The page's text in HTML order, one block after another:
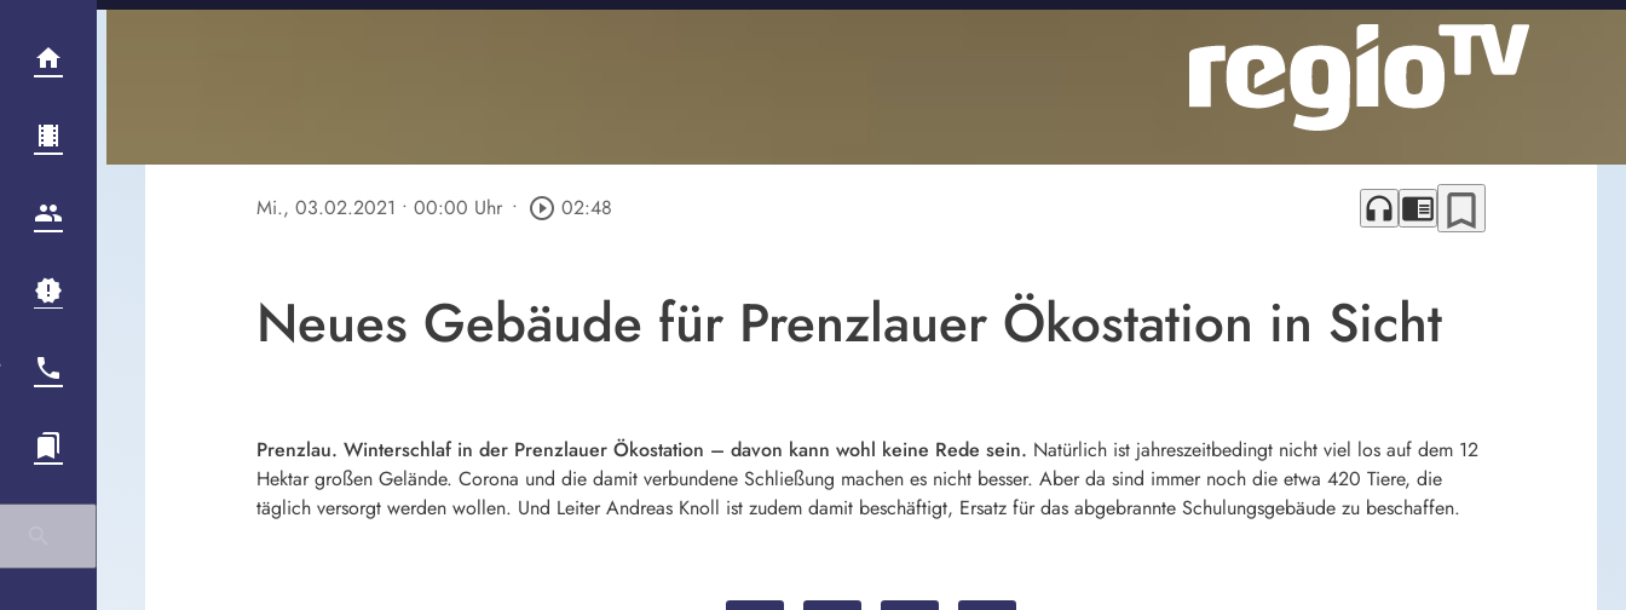
Mi., 03.02.2021 • 00:00 Uhr • play_circle_outline 02:48 headphones chrome_reader_mode bookmark_border
Neues Gebäude für Prenzlauer Ökostation in Sicht
Prenzlau. Winterschlaf in der Prenzlauer Ökostation – davon kann wohl keine Rede sein. Natürlich ist jahreszeitbedingt nicht viel los auf dem 12
Hektar großen Gelände. Corona und die damit verbundene Schließung machen es nicht besser. Aber da sind immer noch die etwa 420 Tiere, die
täglich versorgt werden wollen. Und Leiter Andreas Knoll ist zudem damit beschäftigt, Ersatz für das abgebrannte Schulungsgebäude zu beschaffen.